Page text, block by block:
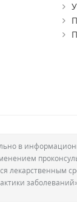
в
лекарственным